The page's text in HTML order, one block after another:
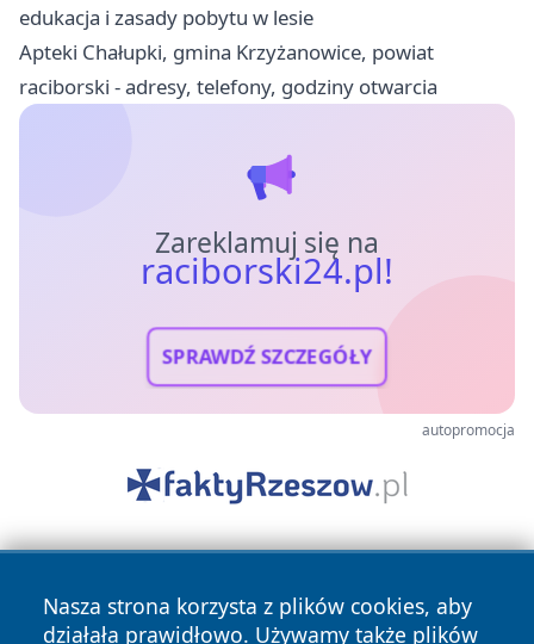
edukacja i zasady pobytu w lesie
Apteki Chałupki, gmina Krzyżanowice, powiat
raciborski - adresy, telefony, godziny otwarcia
Zareklamuj się na
raciborski24.pl!
SPRAWDŹ SZCZEGÓŁY
autopromocja
Nasza strona korzysta z plików cookies, aby
działała prawidłowo. Używamy także plików